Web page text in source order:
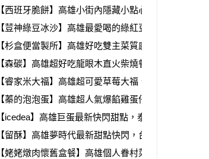
【西班牙脆餅】高雄小街內隱藏小點心，金黃酥脆的
【荳神綠豆冰沙】高雄最愛喝的綠紅豆冰沙，還可以
【杉盒便當製所】高雄好吃雙主菜質感餐盒，必吃超
【森碳】高雄超好吃龍眼木直火柴燒餐盒，肉量滿滿
【睿家米大福】高雄超可愛草莓大福、壽桃麻糬，祈
【蓁的泡泡蛋】高雄超人氣爆餡雞蛋仔，每一格餡料
【icedea】高雄巨蛋最新快閃甜點，泰國人氣造型冰
【留酥】高雄夢時代最新甜點快閃，台中爆紅伴手禮
【姥姥燉肉懷舊盒餐】高雄個人眷村菜，傳承江浙姥